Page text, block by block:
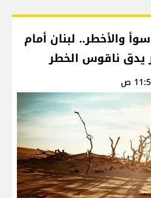
الأسوأ والأخطر.. لبنان أمام
يدق ناقوس الخطر